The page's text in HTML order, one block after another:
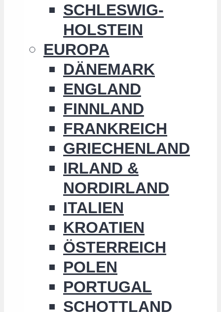
SCHLESWIG-
HOLSTEIN
EUROPA
DÄNEMARK
ENGLAND
FINNLAND
FRANKREICH
GRIECHENLAND
IRLAND &
NORDIRLAND
ITALIEN
KROATIEN
ÖSTERREICH
POLEN
PORTUGAL
SCHOTTLAND